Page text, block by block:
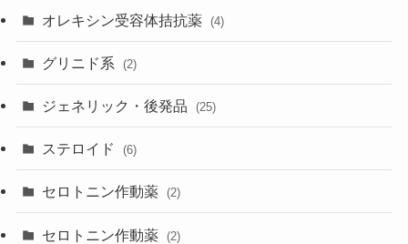
オレキシン受容体拮抗薬 (4)
グリニド系 (2)
ジェネリック・後発品 (25)
ステロイド (6)
セロトニン作動薬 (2)
セロトニン作動薬 (2)